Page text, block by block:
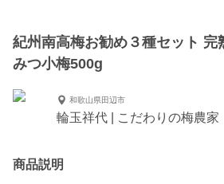
紀州南高梅お勧め３種セット
みつ小梅500g
和歌山県田辺市
輪玉祥代 | こだわりの梅農
商品説明